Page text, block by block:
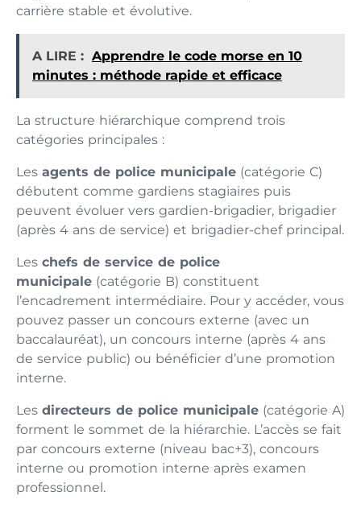
carrière stable et évolutive.
A LIRE : Apprendre le code morse en 10
minutes : méthode rapide et efficace
La structure hiérarchique comprend trois
catégories principales :
Les agents de police municipale (catégorie C)
débutent comme gardiens stagiaires puis
peuvent évoluer vers gardien-brigadier, brigadier
(après 4 ans de service) et brigadier-chef principal.
Les chefs de service de police
municipale (catégorie B) constituent
l’encadrement intermédiaire. Pour y accéder, vous
pouvez passer un concours externe (avec un
baccalauréat), un concours interne (après 4 ans
de service public) ou bénéficier d’une promotion
interne.
Les directeurs de police municipale (catégorie A)
forment le sommet de la hiérarchie. L’accès se fait
par concours externe (niveau bac+3), concours
interne ou promotion interne après examen
professionnel.